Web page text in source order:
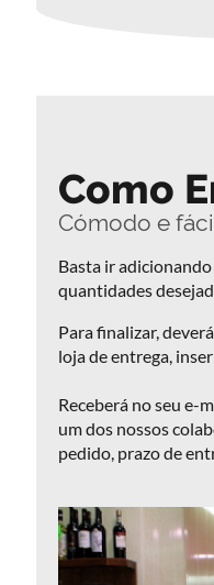
Entregas
Condições
que
Sobre
nós
Como
Cómodo e
Basta ir
quantidades
Para finalizar,
loja de entrega,
Receberá no seu e-
um dos nossos
pedido, prazo de